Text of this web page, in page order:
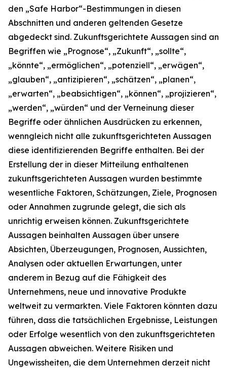
den „Safe Harbor“-Bestimmungen in diesen
Abschnitten und anderen geltenden Gesetze
abgedeckt sind. Zukunftsgerichtete Aussagen sind an
Begriffen wie „Prognose“, „Zukunft“, „sollte“,
„könnte“, „ermöglichen“, „potenziell“, „erwägen“,
„glauben“, „antizipieren“, „schätzen“, „planen“,
„erwarten“, „beabsichtigen“, „können“, „projizieren“,
„werden“, „würden“ und der Verneinung dieser
Begriffe oder ähnlichen Ausdrücken zu erkennen,
wenngleich nicht alle zukunftsgerichteten Aussagen
diese identifizierenden Begriffe enthalten. Bei der
Erstellung der in dieser Mitteilung enthaltenen
zukunftsgerichteten Aussagen wurden bestimmte
wesentliche Faktoren, Schätzungen, Ziele, Prognosen
oder Annahmen zugrunde gelegt, die sich als
unrichtig erweisen können. Zukunftsgerichtete
Aussagen beinhalten Aussagen über unsere
Absichten, Überzeugungen, Prognosen, Aussichten,
Analysen oder aktuellen Erwartungen, unter
anderem in Bezug auf die Fähigkeit des
Unternehmens, neue und innovative Produkte
weltweit zu vermarkten. Viele Faktoren könnten dazu
führen, dass die tatsächlichen Ergebnisse, Leistungen
oder Erfolge wesentlich von den zukunftsgerichteten
Aussagen abweichen. Weitere Risiken und
Ungewissheiten, die dem Unternehmen derzeit nicht